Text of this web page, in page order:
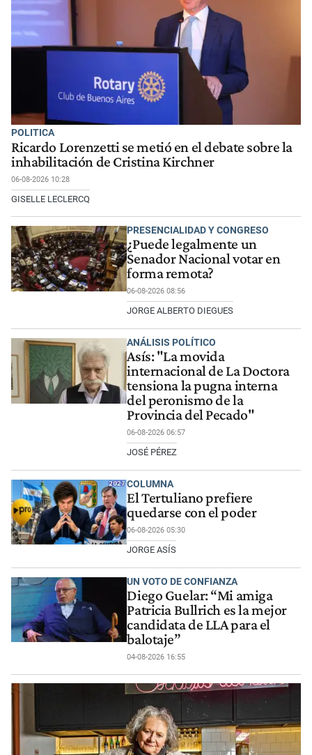
POLITICA
Ricardo Lorenzetti se metió en el debate sobre la
inhabilitación de Cristina Kirchner
06-08-2026 10:28
GISELLE LECLERCQ
PRESENCIALIDAD Y CONGRESO
¿Puede legalmente un
Senador Nacional votar en
forma remota?
06-08-2026 08:56
JORGE ALBERTO DIEGUES
ANÁLISIS POLÍTICO
Asís: "La movida
internacional de La Doctora
tensiona la pugna interna
del peronismo de la
Provincia del Pecado"
06-08-2026 06:57
JOSÉ PÉREZ
COLUMNA
El Tertuliano prefiere
quedarse con el poder
06-08-2026 05:30
JORGE ASÍS
UN VOTO DE CONFIANZA
Diego Guelar: “Mi amiga
Patricia Bullrich es la mejor
candidata de LLA para el
balotaje”
04-08-2026 16:55